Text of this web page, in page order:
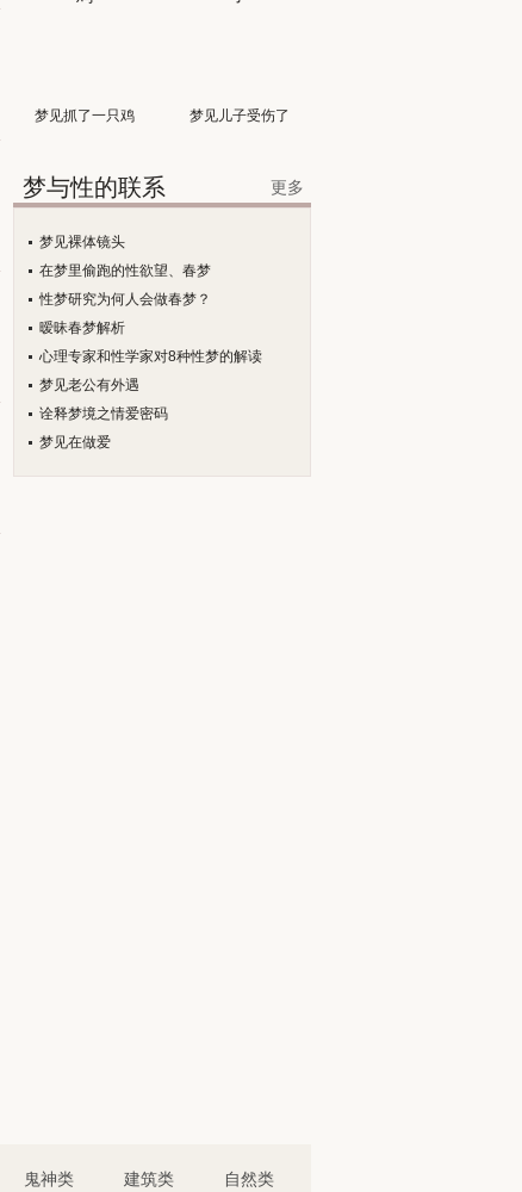
梦见抓了一只鸡 梦见儿子受伤了
梦与性的联系 更多
梦见裸体镜头
在梦里偷跑的性欲望、春梦
性梦研究为何人会做春梦？
暧昧春梦解析
心理专家和性学家对8种性梦的解读
梦见老公有外遇
诠释梦境之情爱密码
梦见在做爱
鬼神类 建筑类 自然类